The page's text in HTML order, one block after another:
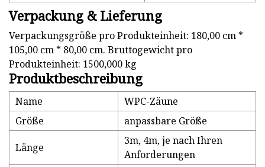
Verpackung & Lieferung
Verpackungsgröße pro Produkteinheit: 180,00 cm *
105,00 cm * 80,00 cm. Bruttogewicht pro
Produkteinheit: 1500,000 kg
Produktbeschreibung
Name
WPC-Zäune
Größe
anpassbare Größe
Länge
3m, 4m, je nach Ihren
Anforderungen